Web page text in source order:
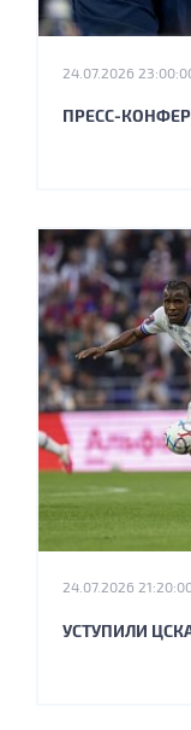
24.07.2026
ПРЕСС-
24.07.2026
УСТУПИЛИ